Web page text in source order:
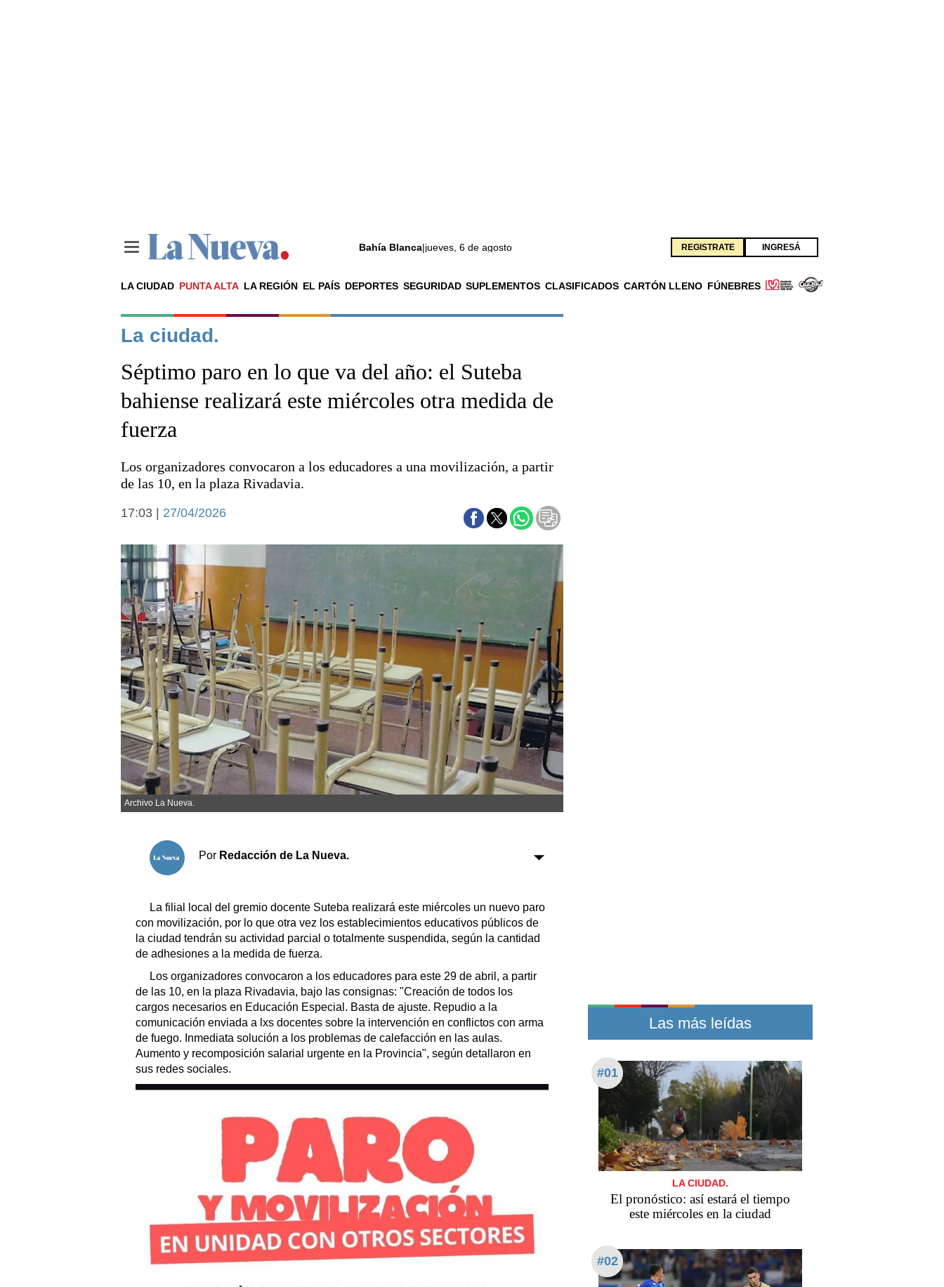
Bahía Blanca|jueves, 6 de agosto REGISTRATE INGRESÁ
LA CIUDAD PUNTA ALTA LA REGIÓN EL PAÍS DEPORTES SEGURIDAD SUPLEMENTOS CLASIFICADOS CARTÓN LLENO FÚNEBRES
Noticias
La ciudad
El país
Seguridad
Liga del Sur
Arte y cultura
Economía y campo
Economía y finanzas
Espacio empresas
Sociedad y tiempo libre
Sociedad
Tecnología
Turismo
Salud
Es viral
El tiempo
Fúnebres
Clasificados
Horóscopo
Servicios
Transportes
Fúnebres
Edictos
Teléfonos de urgencia
La ciudad.
Séptimo paro en lo que va del año: el Suteba
bahiense realizará este miércoles otra medida de
fuerza
Los organizadores convocaron a los educadores a una movilización, a partir
de las 10, en la plaza Rivadavia.
17:03 | 27/04/2026
Archivo La Nueva.
Por Redacción de La Nueva.
La filial local del gremio docente Suteba realizará este miércoles un nuevo paro
con movilización, por lo que otra vez los establecimientos educativos públicos de
la ciudad tendrán su actividad parcial o totalmente suspendida, según la cantidad
de adhesiones a la medida de fuerza.
Los organizadores convocaron a los educadores para este 29 de abril, a partir
de las 10, en la plaza Rivadavia, bajo las consignas: "Creación de todos los
cargos necesarios en Educación Especial. Basta de ajuste. Repudio a la
comunicación enviada a lxs docentes sobre la intervención en conflictos con arma
de fuego. Inmediata solución a los problemas de calefacción en las aulas.
Aumento y recomposición salarial urgente en la Provincia", según detallaron en
sus redes sociales.
Las más leídas
#01
LA CIUDAD.
El pronóstico: así estará el tiempo
este miércoles en la ciudad
#02